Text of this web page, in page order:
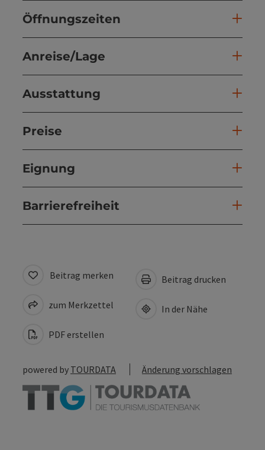
Öffnungszeiten
Anreise/Lage
Ausstattung
Preise
Eignung
Barrierefreiheit
Beitrag merken
zum Merkzettel
PDF erstellen
Beitrag drucken
In der Nähe
powered by TOURDATA Änderung vorschlagen